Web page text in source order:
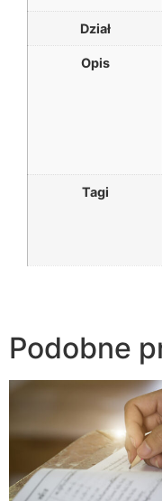
Dział
Opis
Tagi
Podobne